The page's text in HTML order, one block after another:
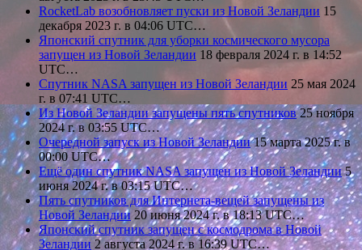
RocketLab возобновляет пуски из Новой Зеландии 15
декабря 2023 г. в 04:06 UTC…
Японский спутник для уборки космического мусора
запущен из Новой Зеландии 18 февраля 2024 г. в 14:52
UTC…
Спутник NASA запущен из Новой Зеландии 25 мая 2024
г. в 07:41 UTC…
Из Новой Зеландии запущены пять спутников25 ноября
2024 г. в 03:55 UTC…
Очередной запуск из Новой Зеландии15 марта 2025 г. в
00:00 UTC…
Ещё один спутник NASA запущен из Новой Зеландии5
июня 2024 г. в 03:15 UTC…
Пять спутников для Интернета-вещей запущены из
Новой Зеландии 20 июня 2024 г. в 18:13 UTC…
Японский спутник запущен с космодрома в Новой
Зеландии 2 августа 2024 г. в 16:39 UTC…